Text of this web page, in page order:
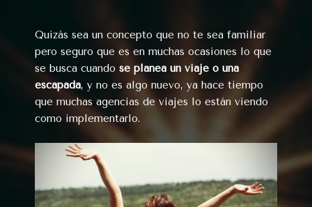
Quizás sea un concepto que no te sea familiar
pero seguro que es en muchas ocasiones lo que
se busca cuando se planea un viaje o una
escapada, y no es algo nuevo, ya hace tiempo
que muchas agencias de viajes lo están viendo
como implementarlo.